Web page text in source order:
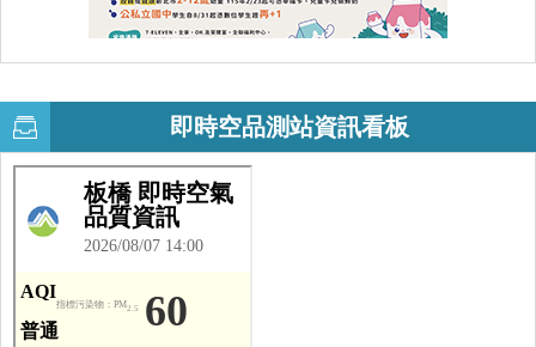
即時空品測站資訊看板